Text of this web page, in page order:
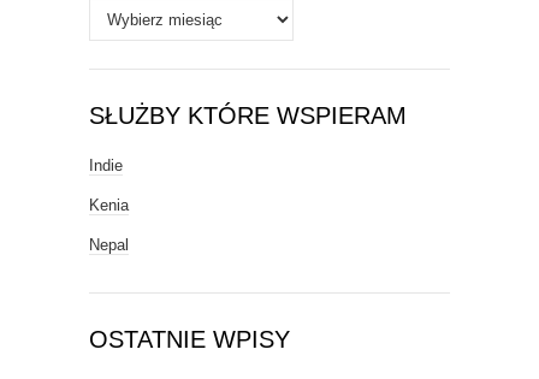
Archiwa
SŁUŻBY KTÓRE WSPIERAM
Indie
Kenia
Nepal
OSTATNIE WPISY